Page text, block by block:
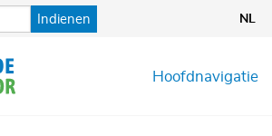
Indienen NL
Hoofdnavigatie